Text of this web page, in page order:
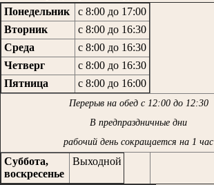
Понедельник
с 8:00 до 17:00
Вторник
с 8:00 до 16:30
Среда
с 8:00 до 16:30
Четверг
с 8:00 до 16:30
Пятница
с 8:00 до 16:00
Перерыв на обед с 12:00 до 12:30
В предпраздничные дни
рабочий день сокращается на 1 час
Суббота,
воскресенье
Выходной